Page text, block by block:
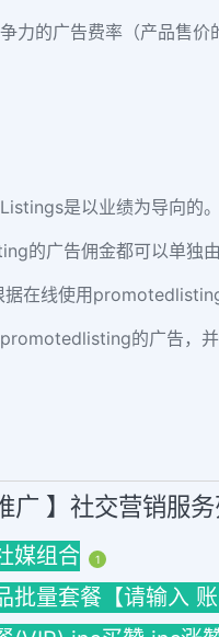
力的广告费率（产品售价
是以业绩为导向的
的广告佣金都可以单独
据在线使用
的广告，
广 】社交营销服
媒组合 1
批量套餐【请输入